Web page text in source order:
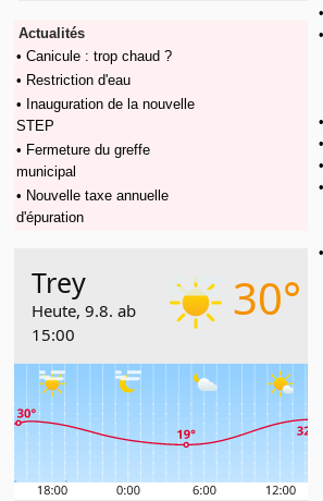
Actualités
• Canicule : trop chaud ?
• Restriction d'eau
• Inauguration de la nouvelle
STEP
• Fermeture du greffe
municipal
• Nouvelle taxe annuelle
d'épuration
•
•
•
•
•
•
•